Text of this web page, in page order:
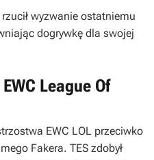
wyzwanie ostatniemu
dogrywkę dla swojej
League Of
EWC LOL przeciwko
Fakera. TES zdobył